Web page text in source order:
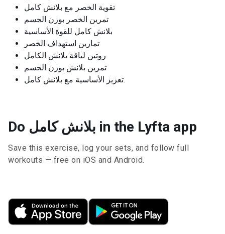
تقوية الخصر مع بلانش كامل
تمرين الخصر بوزن الجسم
بلانش كامل للقوة الأساسية
تمارين استهداف الخصر
روتين لياقة بلانش الكامل
تمرين بلانش بوزن الجسم
تعزيز الأساسية مع بلانش كامل.
Do بلانش كامل in the Lyfta app
Save this exercise, log your sets, and follow full
workouts — free on iOS and Android.